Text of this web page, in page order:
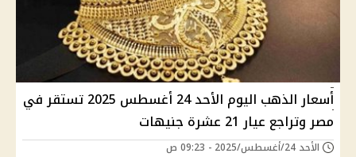
أسعار الذهب اليوم الأحد 24 أغسطس 2025 تستقر في
مصر وتراجع عيار 21 عشرة جنيهات
الأحد 24/أغسطس/2025 - 09:23 ص